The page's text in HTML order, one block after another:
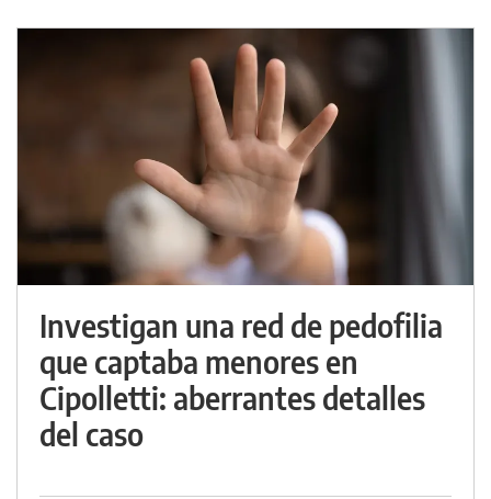
Investigan una red de pedofilia
que captaba menores en
Cipolletti: aberrantes detalles
del caso